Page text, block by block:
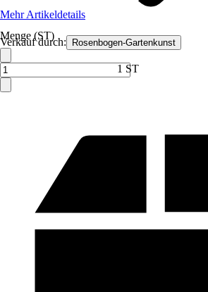
Verkauf durch: Rosenbogen-Gartenkunst
Mehr Artikeldetails
Menge (ST)
1 ST